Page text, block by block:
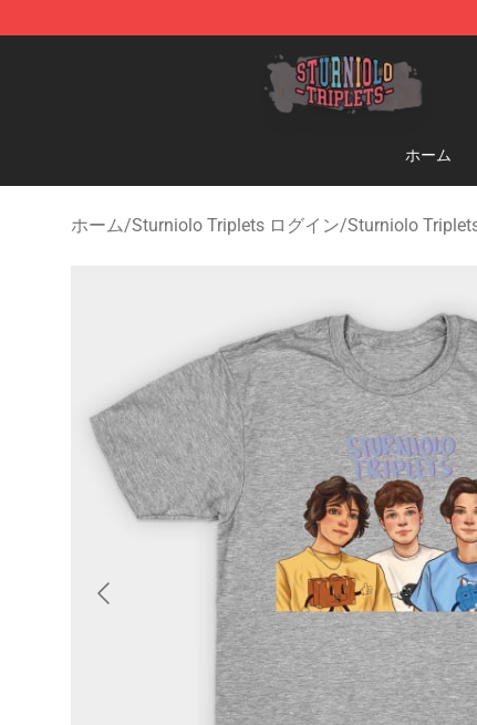
Sturniolo Triplets Shop - Official Sturniolo Triplets
ホーム
ホーム/Sturniolo Triplets ログイン/Sturniolo